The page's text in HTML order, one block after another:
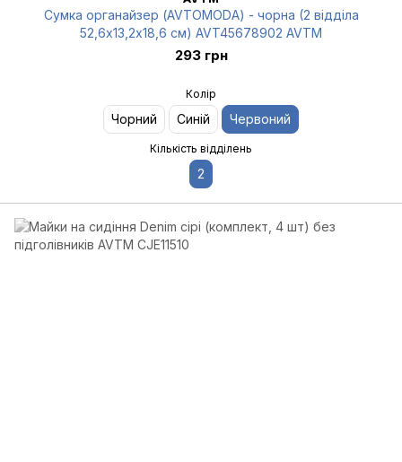
Сумка органайзер (AVTOMODA) - чорна (2 відділа
52,6х13,2х18,6 см) AVT45678902 AVTM
293 грн
Колір
Чорний Синій Червоний
Кількість відділень
2